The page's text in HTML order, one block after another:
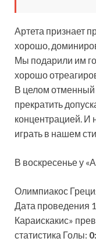
Артета признает
хорошо,
Мы подарили им
хорошо
В целом отменный
прекратить
концентрацией. И
играть в нашем
В воскресенье у
Олимпиакос
Дата проведения
Караискакис»
статистика Голы: